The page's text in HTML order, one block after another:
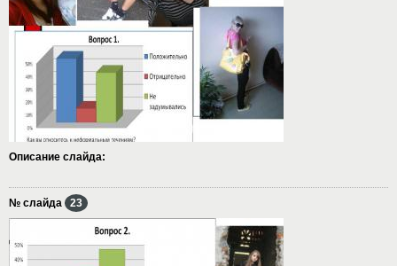
Описание слайда:
№ слайда 23